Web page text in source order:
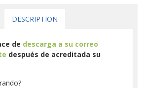
DESCRIPTION
de descarga a su correo
después de acreditada su